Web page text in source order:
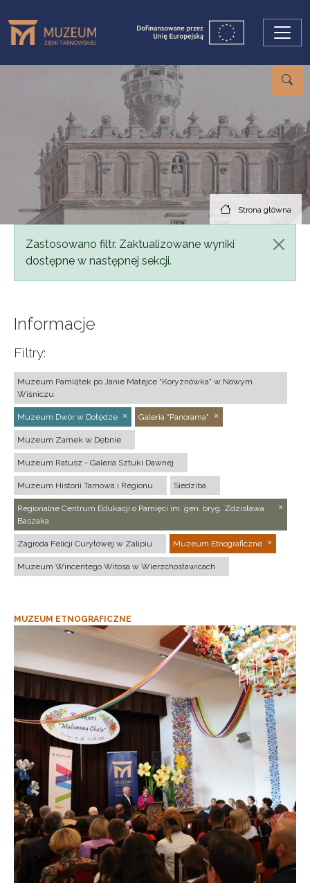
Strona główna
Komunikat
Zastosowano filtr. Zaktualizowane wyniki
dostępne w następnej sekcji.
Informacje
Filtry:
Muzeum Pamiątek po Janie Matejce "Koryznówka" w Nowym
Wiśniczu
Muzeum Dwór w Dołędze Galeria "Panorama"
Muzeum Zamek w Dębnie
Muzeum Ratusz - Galeria Sztuki Dawnej
Muzeum Historii Tarnowa i Regionu Siedziba
Regionalne Centrum Edukacji o Pamięci im. gen. bryg. Zdzisława
Baszaka
Zagroda Felicji Curyłowej w Zalipiu Muzeum Etnograficzne
Muzeum Wincentego Witosa w Wierzchosławicach
MUZEUM ETNOGRAFICZNE